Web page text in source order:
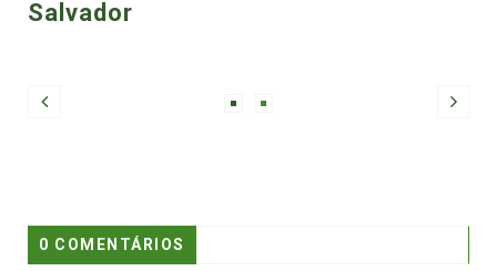
0 COMENTÁRIOS